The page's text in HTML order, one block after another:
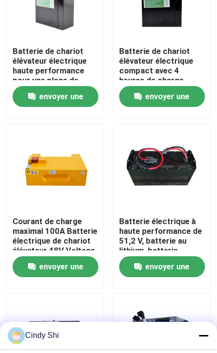
Maison
Produits
Visite d'usine
Demandez une citation
batterie au lithium de chariot élévateur
Batterie de chariot élévateur au lithium-ion de 48 volts
Batterie de camion de palette
Batterie de chariot
élévateur électrique
haute performance
pour une plage de
température de -20 °C
à 50 °C envoyer une
Batterie de chariot
élévateur électrique
compact avec 4
heures de charge
185*84.5*250mm
envoyer une
Courant de charge
maximal 100A Batterie
électrique de chariot
élévateur 48V Voltage
pour des
performances
optimales
envoyer une
Batterie électrique à
haute performance de
51,2 V, batterie au
lithium, batterie
LiFePO4
envoyer une
Cindy Shi